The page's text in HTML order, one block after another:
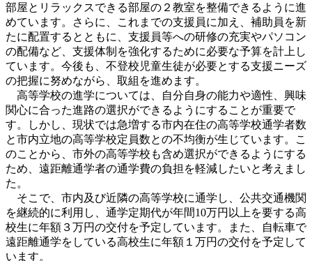
部屋とリラックスできる部屋の２教室を整備できるように進
めています。さらに、これまでの支援員に加え、補助員を新
たに配置するとともに、支援員等への研修の充実やパソコン
の配備など、支援体制を強化するために必要な予算を計上し
ています。今後も、不登校児童生徒が必要とする支援ニーズ
の把握に努めながら、取組を進めます。
高等学校の進学については、自分自身の能力や適性、興味
関心に合った進路の選択ができるようにすることが重要で
す。しかし、現状では急増する市内在住の高等学校通学者数
と市内立地の高等学校定員数との不均衡が生じています。こ
のことから、市外の高等学校も含め選択ができるようにする
ため、遠距離通学者の通学費の負担を軽減したいと考えまし
た。
そこで、市内及び近隣の高等学校に通学し、公共交通機関
を継続的に利用し、通学定期代が年間10万円以上を要する高
校生に年額３万円の交付を予定しています。また、自転車で
遠距離通学をしている高校生に年額１万円の交付を予定して
います。